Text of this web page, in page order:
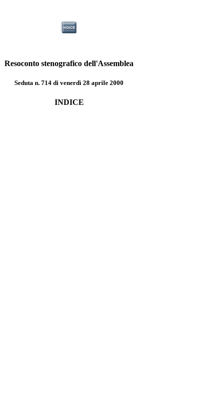
Resoconto stenografico dell'Assemblea
Seduta n. 714 di venerdì 28 aprile 2000
INDICE